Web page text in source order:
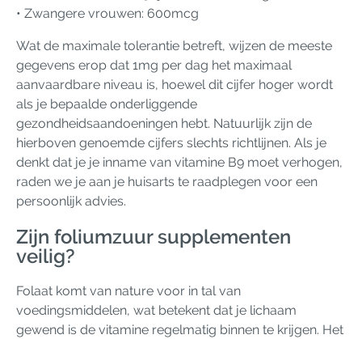
• Zwangere vrouwen: 600mcg
Wat de maximale tolerantie betreft, wijzen de meeste
gegevens erop dat 1mg per dag het maximaal
aanvaardbare niveau is, hoewel dit cijfer hoger wordt
als je bepaalde onderliggende
gezondheidsaandoeningen hebt. Natuurlijk zijn de
hierboven genoemde cijfers slechts richtlijnen. Als je
denkt dat je je inname van vitamine B9 moet verhogen,
raden we je aan je huisarts te raadplegen voor een
persoonlijk advies.
Zijn foliumzuur supplementen
veilig?
Folaat komt van nature voor in tal van
voedingsmiddelen, wat betekent dat je lichaam
gewend is de vitamine regelmatig binnen te krijgen. Het